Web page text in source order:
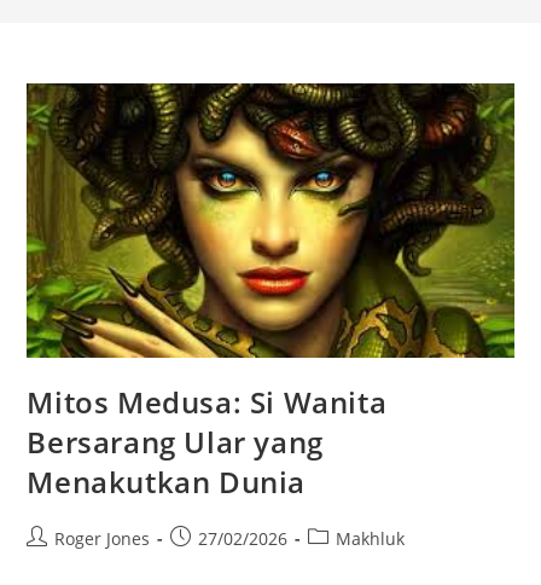
Mitos Medusa: Si Wanita
Bersarang Ular yang
Menakutkan Dunia
PostRoger Jones
Post27/02/2026
PostMakhluk